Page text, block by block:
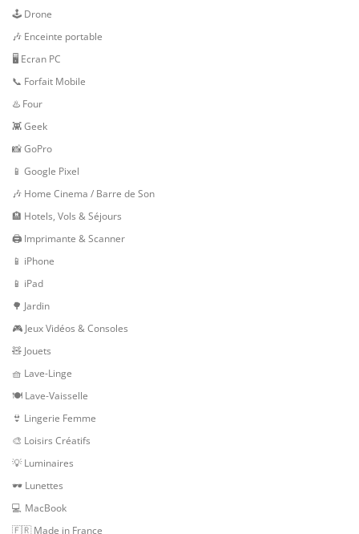
🕹 Drone
🎶 Enceinte portable
🖥️ Ecran PC
📞 Forfait Mobile
♨️ Four
👾 Geek
📸 GoPro
📱 Google Pixel
🎶 Home Cinema / Barre de Son
🏨 Hotels, Vols & Séjours
🖨 Imprimante & Scanner
📱 iPhone
📱 iPad
🌳 Jardin
🎮 Jeux Vidéos & Consoles
🧸 Jouets
🧺 Lave-Linge
🍽 Lave-Vaisselle
👙 Lingerie Femme
🎨 Loisirs Créatifs
💡 Luminaires
🕶 Lunettes
💻 MacBook
🇫🇷 Made in France